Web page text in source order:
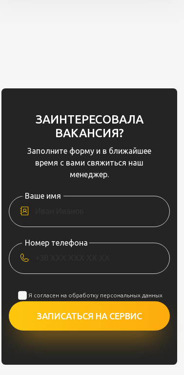
ЗАИНТЕРЕСОВАЛА
ВАКАНСИЯ?
Заполните форму и в ближайшее
время с вами свяжиться наш
менеджер.
Ваше имя
Номер телефона
Я согласен на обработку персональных данных
ЗАПИСАТЬСЯ НА СЕРВИС